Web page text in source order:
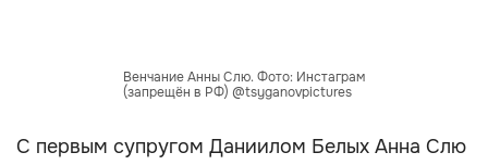
Венчание Анны Слю. Фото: Инстаграм
(запрещён в РФ) @tsyganovpictures
С первым супругом Даниилом Белых Анна Слю